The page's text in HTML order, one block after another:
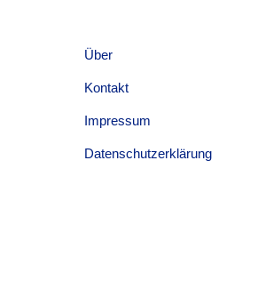
Über
Kontakt
Impressum
Datenschutzerklärung